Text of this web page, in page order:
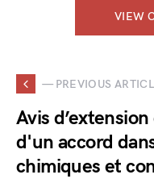
VIEW
— PREVIOUS
Avis
d'un accord
chimiques et